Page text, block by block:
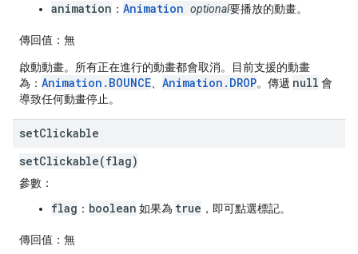
animation ： Animation optional要播放的動畫。
傳回值： 無
啟動動畫。所有正在進行的動畫都會取消。目前支援的動畫
為： Animation.BOUNCE Animation.DROP。傳遞 null 會
導致任何動畫停止。
setClickable
setClickable(flag)
參數：
flag ： boolean 如果為 true ，即可點選標記。
傳回值： 無